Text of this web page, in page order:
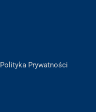
Polityka Prywatności